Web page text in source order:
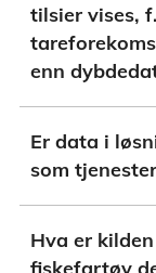
tilsier vises,
enn
Er data i
som
Hva er
fiskefartøy